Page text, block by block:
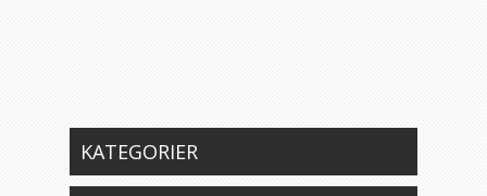
KATEGORIER